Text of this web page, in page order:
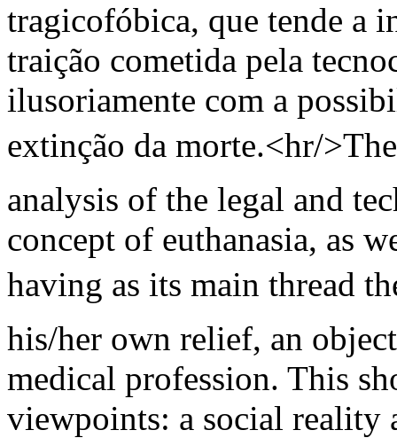
tragicofóbica, que tende a
traição cometida pela
ilusoriamente com a
extinção da morte.<hr/
analysis of the legal and
concept of euthanasia, as
having as its main thread
his/her own relief, an
medical profession. This
viewpoints: a social reality